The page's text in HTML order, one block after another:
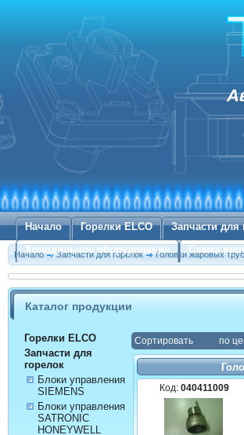
Начало Горелки ELCO Запчасти для
Холодильное оборудование
Схема
Начало Запчасти для горелок Головки жаровых труб
Каталог продукции
Горелки ELCO
Запчасти для
горелок
Блоки управления
SIEMENS
Блоки управления
SATRONIC
HONEYWELL
Cортировать по
Код: 040411009